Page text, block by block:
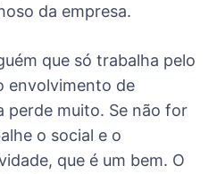
da empresa.
que só trabalha pelo
envolvimento de
perde muito. Se não for
o social e o
que é um bem. O